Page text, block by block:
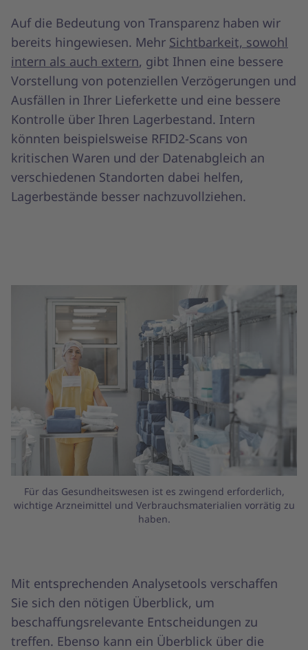
Auf die Bedeutung von Transparenz haben wir
bereits hingewiesen. Mehr Sichtbarkeit, sowohl
intern als auch extern, gibt Ihnen eine bessere
Vorstellung von potenziellen Verzögerungen und
Ausfällen in Ihrer Lieferkette und eine bessere
Kontrolle über Ihren Lagerbestand. Intern
könnten beispielsweise RFID2-Scans von
kritischen Waren und der Datenabgleich an
verschiedenen Standorten dabei helfen,
Lagerbestände besser nachzuvollziehen.
Für das Gesundheitswesen ist es zwingend erforderlich,
wichtige Arzneimittel und Verbrauchsmaterialien vorrätig zu
haben.
Mit entsprechenden Analysetools verschaffen
Sie sich den nötigen Überblick, um
beschaffungsrelevante Entscheidungen zu
treffen. Ebenso kann ein Überblick über die